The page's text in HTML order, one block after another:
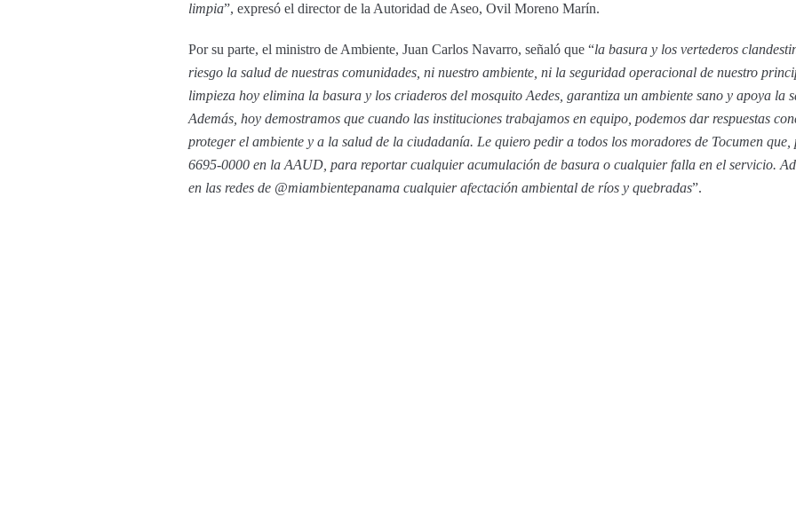
limpia”, expresó el director de la Autoridad de Aseo, Ovil Moreno Marín.
Por su parte, el ministro de Ambiente, Juan Carlos Navarro, señaló que “la basura y los vertederos
riesgo la salud de nuestras comunidades, ni nuestro ambiente, ni la seguridad operacional de nuestro
limpieza hoy elimina la basura y los criaderos del mosquito Aedes, garantiza un ambiente sano y apoya la
Además, hoy demostramos que cuando las instituciones trabajamos en equipo, podemos dar respuestas
proteger el ambiente y a la salud de la ciudadanía. Le quiero pedir a todos los moradores de Tocumen
6695-0000 en la AAUD, para reportar cualquier acumulación de basura o cualquier falla en el servicio.
en las redes de @miambientepanama cualquier afectación ambiental de ríos y quebradas”.